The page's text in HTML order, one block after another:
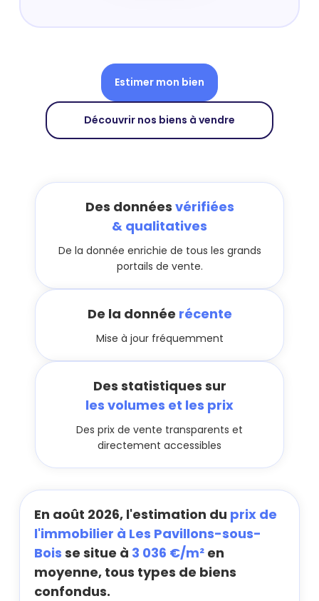
Estimer mon bien
Découvrir nos biens à vendre
Des données vérifiées
& qualitatives
De la donnée enrichie de tous les grands
portails de vente.
De la donnée récente
Mise à jour fréquemment
Des statistiques sur
les volumes et les prix
Des prix de vente transparents et
directement accessibles
En août 2026, l'estimation du prix de
l'immobilier à Les Pavillons-sous-
Bois se situe à 3 036 €/m² en
moyenne, tous types de biens
confondus.